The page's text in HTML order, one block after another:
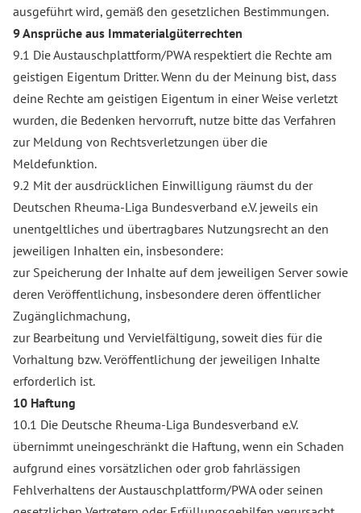
ausgeführt wird, gemäß den gesetzlichen Bestimmungen.
9 Ansprüche aus Immaterialgüterrechten
9.1 Die Austauschplattform/PWA respektiert die Rechte am
geistigen Eigentum Dritter. Wenn du der Meinung bist, dass
deine Rechte am geistigen Eigentum in einer Weise verletzt
wurden, die Bedenken hervorruft, nutze bitte das Verfahren
zur Meldung von Rechtsverletzungen über die
Meldefunktion.
9.2 Mit der ausdrücklichen Einwilligung räumst du der
Deutschen Rheuma-Liga Bundesverband e.V. jeweils ein
unentgeltliches und übertragbares Nutzungsrecht an den
jeweiligen Inhalten ein, insbesondere:
zur Speicherung der Inhalte auf dem jeweiligen Server sowie
deren Veröffentlichung, insbesondere deren öffentlicher
Zugänglichmachung,
zur Bearbeitung und Vervielfältigung, soweit dies für die
Vorhaltung bzw. Veröffentlichung der jeweiligen Inhalte
erforderlich ist.
10 Haftung
10.1 Die Deutsche Rheuma-Liga Bundesverband e.V.
übernimmt uneingeschränkt die Haftung, wenn ein Schaden
aufgrund eines vorsätzlichen oder grob fahrlässigen
Fehlverhaltens der Austauschplattform/PWA oder seinen